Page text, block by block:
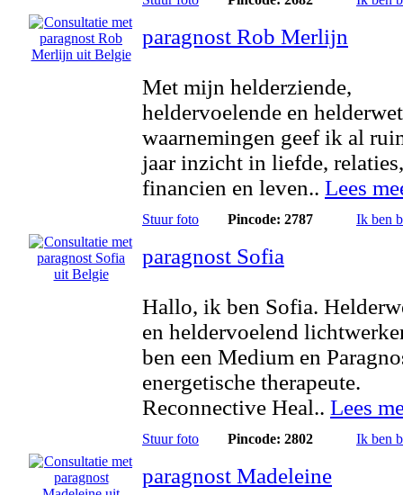
paragnost Rob Merlijn
Met mijn helderziende,
heldervoelende en
waarnemingen geef ik al
jaar inzicht in liefde,
financien en leven.. Lees
Stuur foto Pincode: 2787 Ik ben
paragnost Sofia
Hallo, ik ben Sofia.
en heldervoelend
ben een Medium en
energetische therapeute.
Reconnective Heal.. Lees
Stuur foto Pincode: 2802 Ik ben
paragnost Madeleine